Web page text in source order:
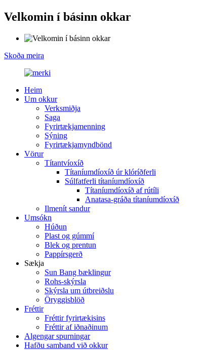
Velkomin í básinn okkar
Skoða meira
Heim
Um okkur
Verksmiðja
Saga
Fyrirtækjamenning
Sýning
Fyrirtækjamyndbönd
Vörur
Títantvíoxíð
Títaníumdíoxíð úr klóríðferli
Súlfatferli títaníumdíoxíð
Títaníumdíoxíð af rútíli
Anatasa-gráða títaníumdíoxíð
Ilmenít sandur
Umsókn
Húðun
Plast og gúmmí
Blek og prentun
Pappírsgerð
Sækja
Sun Bang bæklingur
Rohs-skýrsla
Skýrsla um útbreiðslu
Öryggisblöð
Fréttir
Fréttir fyrirtækisins
Fréttir af iðnaðinum
Algengar spurningar
Hafðu samband við okkur